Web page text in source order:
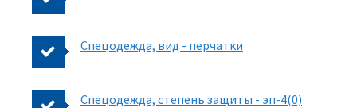
Спецодежда, вид - перчатки
Спецодежда, степень защиты - эп-4(0)